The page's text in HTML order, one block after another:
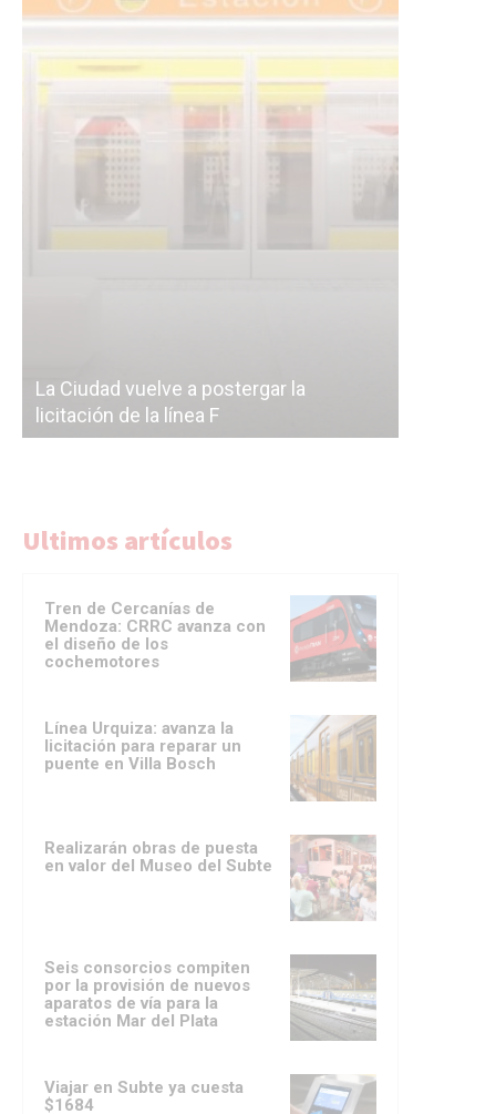
La Ciudad vuelve a postergar la
licitación de la línea F
Ultimos artículos
Tren de Cercanías de
Mendoza: CRRC avanza con
el diseño de los
cochemotores
Línea Urquiza: avanza la
licitación para reparar un
puente en Villa Bosch
Realizarán obras de puesta
en valor del Museo del Subte
Seis consorcios compiten
por la provisión de nuevos
aparatos de vía para la
estación Mar del Plata
Viajar en Subte ya cuesta
$1684